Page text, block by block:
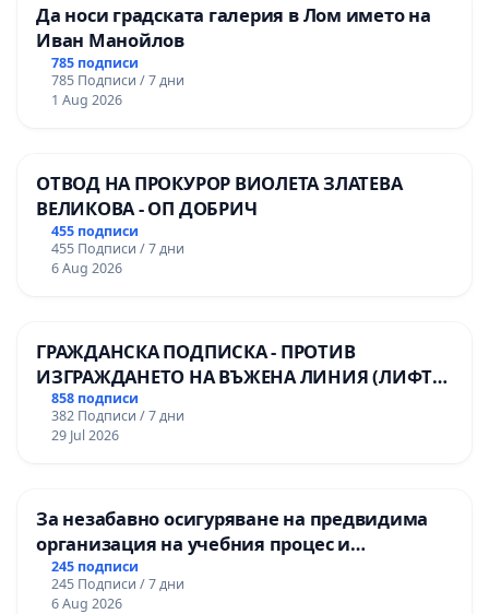
Да носи градската галерия в Лом името на
Иван Манойлов
785 подписи
785 Подписи / 7 дни
1 Aug 2026
ОТВОД НА ПРОКУРОР ВИОЛЕТА ЗЛАТЕВА
ВЕЛИКОВА - ОП ДОБРИЧ
455 подписи
455 Подписи / 7 дни
6 Aug 2026
ГРАЖДАНСКА ПОДПИСКА - ПРОТИВ
ИЗГРАЖДАНЕТО НА ВЪЖЕНА ЛИНИЯ (ЛИФТ)
НА ТЕРИТОРИЯТА НА ПРИРОДНА
ЗАБЕЛЕЖИТЕЛНОСТ „ХЪЛМ НА
ОСВОБОДИТЕЛИТЕ“ (БУНАРДЖИК)
858 подписи
382 Подписи / 7 дни
29 Jul 2026
За незабавно осигуряване на предвидима
организация на учебния процес и
гарантиране на правото на равнопоставено
и качествено образование на учениците от
245 подписи
245 Подписи / 7 дни
6 Aug 2026